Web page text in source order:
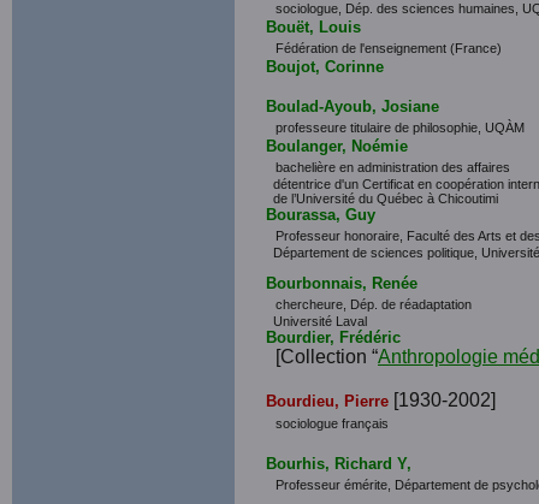
sociologue, Dép. des sciences humaines,
Bouët, Louis
Fédération de l'enseignement (France)
Boujot, Corinne
Boulad-Ayoub, Josiane
professeure titulaire de philosophie, UQÀM
Boulanger, Noémie
bachelière en administration des affaires
détentrice d'un Certificat en coopération
de l’Université du Québec à Chicoutimi
Bourassa, Guy
Professeur honoraire, Faculté des Arts et
Département de sciences politique,
Bourbonnais, Renée
chercheure, Dép. de réadaptation
Université Laval
Bourdier, Frédéric
[Collection “Anthropologie
Bourdieu, Pierre [1930-2002]
sociologue français
Bourhis, Richard Y,
Professeur émérite, Département de